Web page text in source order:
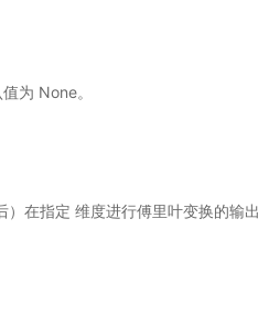
为 None。
在指定 维度进行傅里叶变换的输